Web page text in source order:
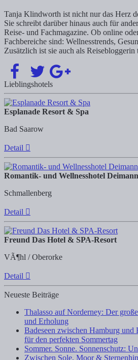
Tanja Klindworth ist nicht nur das Herz
Sie schreibt darüber hinaus auch für
Reise- und Fachmagazine. Ob online
Fachbereiche sind: Wellnesstrends,
Zusätzlich ist sie auch als Reisebloggerin
Lieblingshotels
Esplanade Resort & Spa
Bad Saarow
Detail
Romantik- und Wellnesshotel Deimann
Schmallenberg
Detail
Freund Das Hotel & SPA-Resort
VÃ¶hl / Oberorke
Detail
Neueste Beiträge
Thalasso auf Norderney: Der
und Erholung
Badeseen zwischen Hamburg und
für den perfekten Sommertag
Sommer. Sonne. Sonnenschutz:
Zwischen Sole, Moor &